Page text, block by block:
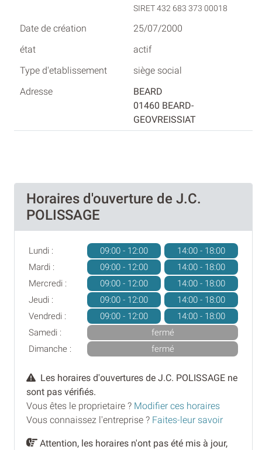
SIRET 432 683 373 00018
25/07/2000
actif
siège social
BEARD
01460 BEARD-
GEOVREISSIAT
Horaires d'ouverture de J.C.
POLISSAGE
Lundi : 09:00 - 12:00
14:00 - 18:00
Mardi :
09:00 - 12:00
14:00 - 18:00
Mercredi :
09:00 - 12:00
14:00 - 18:00
Jeudi :
09:00 - 12:00
14:00 - 18:00
Vendredi :
09:00 - 12:00
14:00 - 18:00
Samedi :
fermé
Dimanche :
fermé
Les horaires d'ouvertures de J.C. POLISSAGE ne
sont pas vérifiés.
Vous êtes le proprietaire ? Modifier ces horaires
Vous connaissez l'entreprise ? Faites-leur savoir
Attention, les horaires n'ont pas été mis à jour,